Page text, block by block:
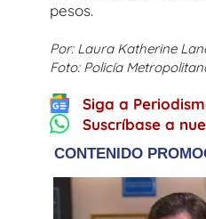
pesos.
Por: Laura Katherine
Foto: Policía
Siga a
Suscríbase a